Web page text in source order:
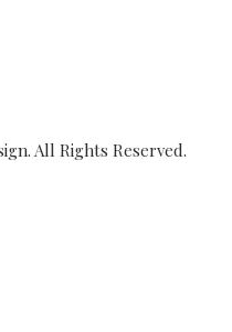
All Rights Reserved.